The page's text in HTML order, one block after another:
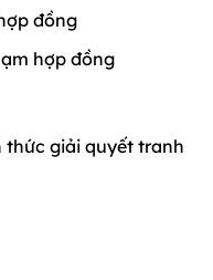
đồng
hợp đồng
thức giải quyết tranh